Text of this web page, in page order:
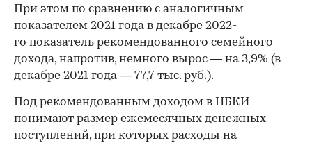
При этом по сравнению с аналогичным
показателем 2021 года в декабре 2022-
го показатель рекомендованного семейного
дохода, напротив, немного вырос — на 3,9% (в
декабре 2021 года — 77,7 тыс. руб.).
Под рекомендованным доходом в НБКИ
понимают размер ежемесячных денежных
поступлений, при которых расходы на